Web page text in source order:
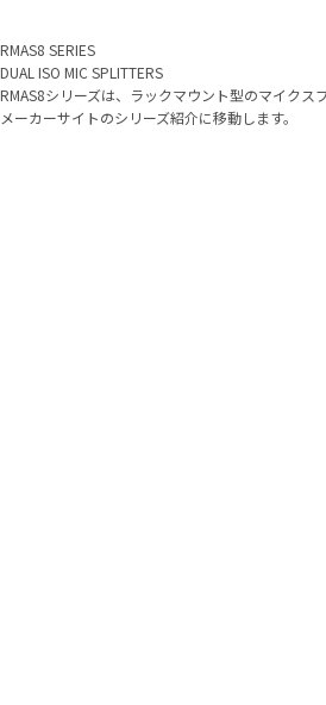
RMAS8 SERIES
DUAL ISO MIC SPLITTERS
RMAS8シリーズは、ラックマウント型のマイクス
メーカーサイトのシリーズ紹介に移動します。